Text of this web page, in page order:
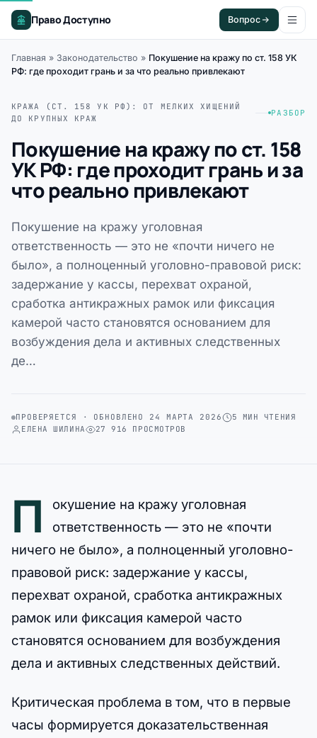
Право Доступно Вопрос
Главная » Законодательство » Покушение на кражу по ст. 158 УК
РФ: где проходит грань и за что реально привлекают
КРАЖА (СТ. 158 УК РФ): ОТ МЕЛКИХ ХИЩЕНИЙ
ДО КРУПНЫХ КРАЖ
РАЗБОР
Покушение на кражу по ст. 158
УК РФ: где проходит грань и за
что реально привлекают
Покушение на кражу уголовная
ответственность — это не «почти ничего не
было», а полноценный уголовно-правовой риск:
задержание у кассы, перехват охраной,
сработка антикражных рамок или фиксация
камерой часто становятся основанием для
возбуждения дела и активных следственных
де…
ПРОВЕРЯЕТСЯ · ОБНОВЛЕНО 24 МАРТА 2026
5 МИН ЧТЕНИЯ
ЕЛЕНА ШИЛИНА
27 916 ПРОСМОТРОВ
П
окушение на кражу уголовная
ответственность — это не «почти
ничего не было», а полноценный уголовно-
правовой риск: задержание у кассы,
перехват охраной, сработка антикражных
рамок или фиксация камерой часто
становятся основанием для возбуждения
дела и активных следственных действий.
Критическая проблема в том, что в первые
часы формируется доказательственная